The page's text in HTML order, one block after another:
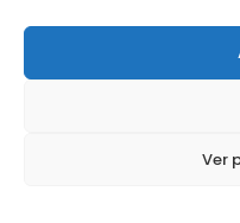
Ver
Solicite Apoio